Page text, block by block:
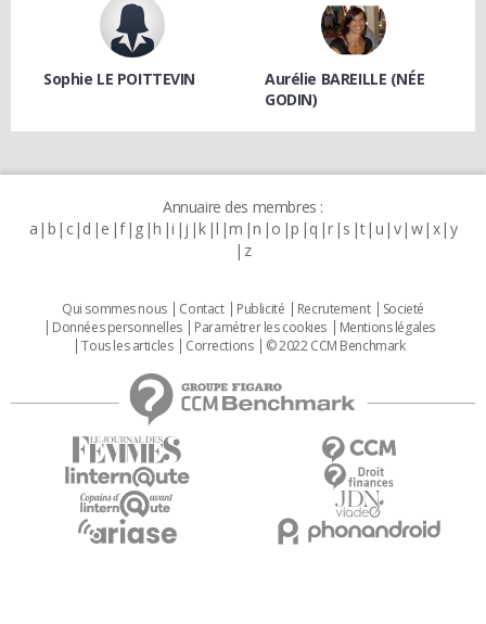
Sophie LE POITTEVIN
Aurélie BAREILLE (NÉE
GODIN)
Annuaire des membres :
a b c d e f g h i j k l m n o p q r s t u v w x y
z
Qui sommes nous Contact Publicité Recrutement
Societé
Données personnelles
Paramétrer les cookies
Mentions légales
Tous les articles
Corrections © 2022 CCM Benchmark